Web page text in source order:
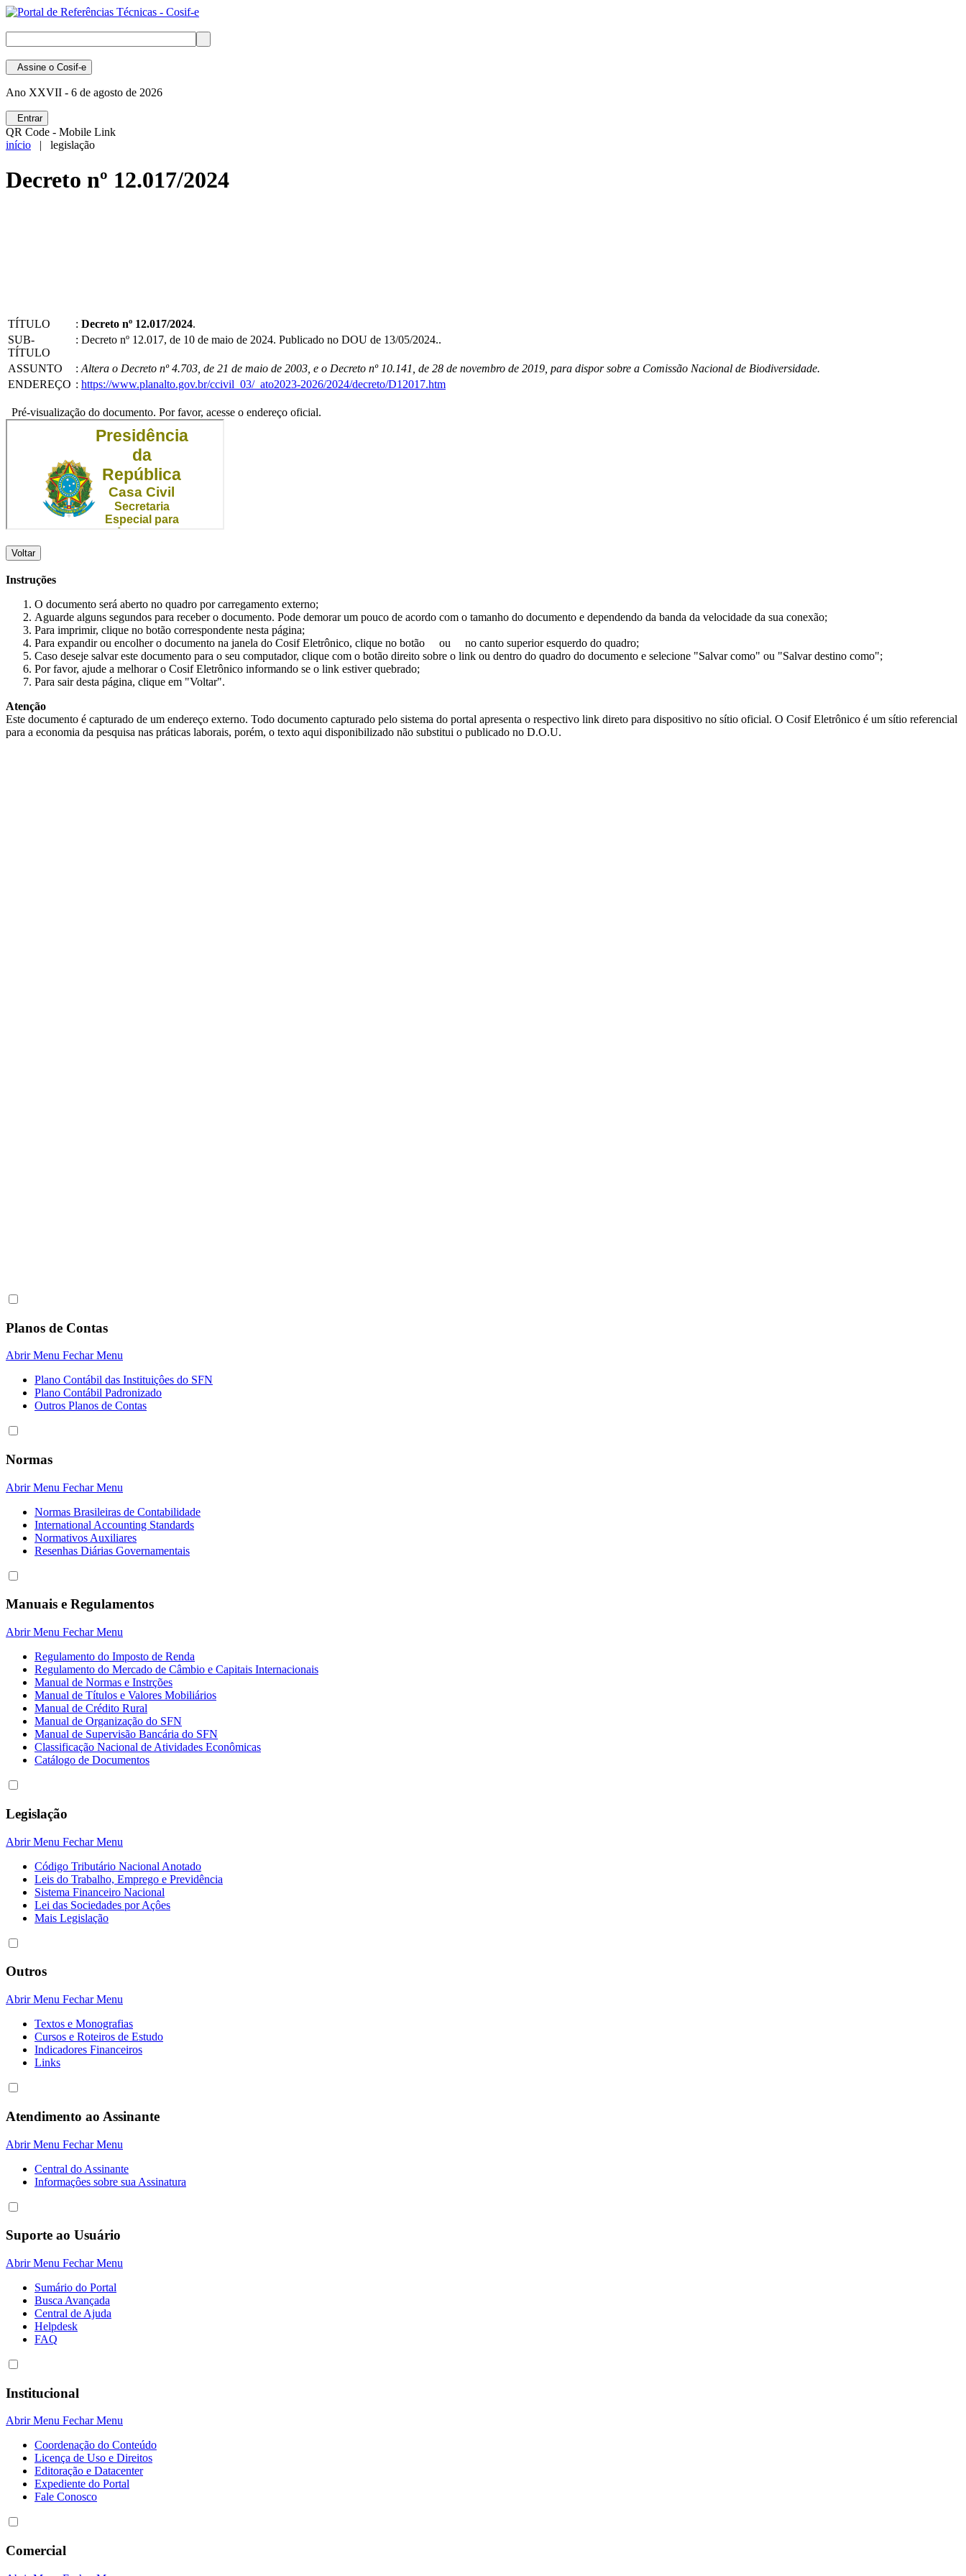
Assine o Cosif-e
Ano XXVII - 6 de agosto de 2026
Entrar
QR Code - Mobile Link
início | legislação
Decreto nº 12.017/2024
TÍTULO : Decreto nº 12.017/2024.
SUB-
TÍTULO
: Decreto nº 12.017, de 10 de maio de 2024. Publicado no DOU de 13/05/2024..
ASSUNTO : Altera o Decreto nº 4.703, de 21 de maio de 2003, e o Decreto nº 10.141, de 28 de novembro de 2019, para dispor sobre a Comissão Nacional de Biodiversidade.
ENDEREÇO : https://www.planalto.gov.br/ccivil_03/_ato2023-2026/2024/decreto/D12017.htm
Pré-visualização do documento. Por favor, acesse o endereço oficial.
Voltar
Instruções
O documento será aberto no quadro por carregamento externo;
Aguarde alguns segundos para receber o documento. Pode demorar um pouco de acordo com o tamanho do documento e dependendo da banda da velocidade da sua conexão;
Para imprimir, clique no botão correspondente nesta página;
Para expandir ou encolher o documento na janela do Cosif Eletrônico, clique no botão
ou
no canto superior esquerdo do quadro;
Caso deseje salvar este documento para o seu computador, clique com o botão direito sobre o link ou dentro do quadro do documento e selecione "Salvar como" ou "Salvar destino como";
Por favor, ajude a melhorar o Cosif Eletrônico informando se o link estiver quebrado;
Para sair desta página, clique em "Voltar".
Atenção
Este documento é capturado de um endereço externo. Todo documento capturado pelo sistema do portal apresenta o respectivo link direto para dispositivo no sítio oficial. O Cosif Eletrônico é um sítio referencial
para a economia da pesquisa nas práticas laborais, porém, o texto aqui disponibilizado não substitui o publicado no D.O.U.
Planos de Contas
Abrir Menu Fechar Menu
Plano Contábil das Instituiçôes do SFN
Plano Contábil Padronizado
Outros Planos de Contas
Normas
Abrir Menu Fechar Menu
Normas Brasileiras de Contabilidade
International Accounting Standards
Normativos Auxiliares
Resenhas Diárias Governamentais
Manuais e Regulamentos
Abrir Menu Fechar Menu
Regulamento do Imposto de Renda
Regulamento do Mercado de Câmbio e Capitais Internacionais
Manual de Normas e Instrções
Manual de Títulos e Valores Mobiliários
Manual de Crédito Rural
Manual de Organização do SFN
Manual de Supervisão Bancária do SFN
Classificação Nacional de Atividades Econômicas
Catálogo de Documentos
Legislação
Abrir Menu Fechar Menu
Código Tributário Nacional Anotado
Leis do Trabalho, Emprego e Previdência
Sistema Financeiro Nacional
Lei das Sociedades por Açôes
Mais Legislação
Outros
Abrir Menu Fechar Menu
Textos e Monografias
Cursos e Roteiros de Estudo
Indicadores Financeiros
Links
Atendimento ao Assinante
Abrir Menu Fechar Menu
Central do Assinante
Informaçôes sobre sua Assinatura
Suporte ao Usuário
Abrir Menu Fechar Menu
Sumário do Portal
Busca Avançada
Central de Ajuda
Helpdesk
FAQ
Institucional
Abrir Menu Fechar Menu
Coordenação do Conteúdo
Licença de Uso e Direitos
Editoração e Datacenter
Expediente do Portal
Fale Conosco
Comercial